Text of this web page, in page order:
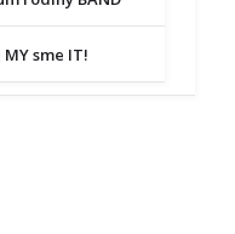
MY sme IT!